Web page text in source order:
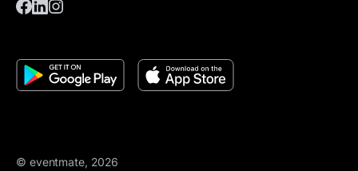
© eventmate, 2026